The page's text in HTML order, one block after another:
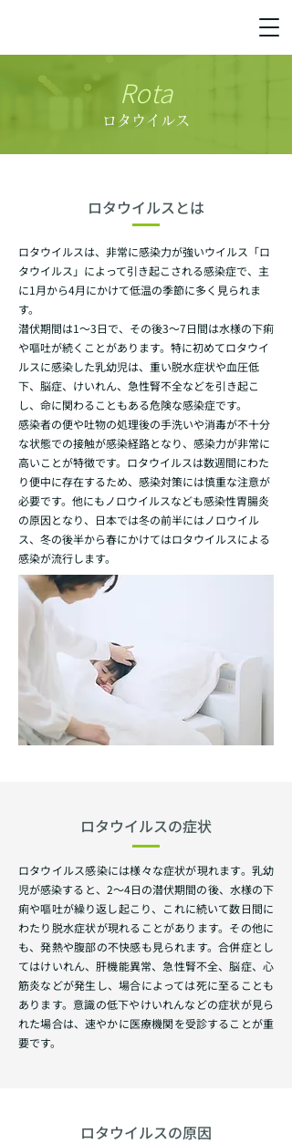
Rota
ロタウイルス
ロタウイルスとは
ロタウイルスは、非常に感染力が強いウイルス「ロ
タウイルス」によって引き起こされる感染症で、主
に1月から4月にかけて低温の季節に多く見られま
す。
潜伏期間は1～3日で、その後3～7日間は水様の下痢
や嘔吐が続くことがあります。特に初めてロタウイ
ルスに感染した乳幼児は、重い脱水症状や血圧低
下、脳症、けいれん、急性腎不全などを引き起こ
し、命に関わることもある危険な感染症です。
感染者の便や吐物の処理後の手洗いや消毒が不十分
な状態での接触が感染経路となり、感染力が非常に
高いことが特徴です。ロタウイルスは数週間にわた
り便中に存在するため、感染対策には慎重な注意が
必要です。他にもノロウイルスなども感染性胃腸炎
の原因となり、日本では冬の前半にはノロウイル
ス、冬の後半から春にかけてはロタウイルスによる
感染が流行します。
ロタウイルスの症状
ロタウイルス感染には様々な症状が現れます。乳幼
児が感染すると、2～4日の潜伏期間の後、水様の下
痢や嘔吐が繰り返し起こり、これに続いて数日間に
わたり脱水症状が現れることがあります。その他に
も、発熱や腹部の不快感も見られます。合併症とし
てはけいれん、肝機能異常、急性腎不全、脳症、心
筋炎などが発生し、場合によっては死に至ることも
あります。意識の低下やけいれんなどの症状が見ら
れた場合は、速やかに医療機関を受診することが重
要です。
ロタウイルスの原因